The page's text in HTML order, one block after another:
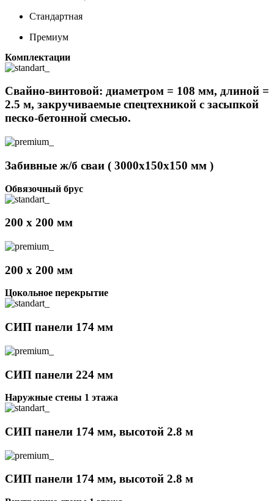
Стандартная
Премиум
Комплектации
Свайно-винтовой: диаметром = 108 мм, длиной =
2.5 м, закручиваемые спецтехникой с засыпкой
песко-бетонной смесью.
Забивные ж/б сваи ( 3000х150х150 мм )
Обвязочный брус
200 x 200 мм
200 x 200 мм
Цокольное перекрытие
СИП панели 174 мм
СИП панели 224 мм
Наружные стены 1 этажа
СИП панели 174 мм, высотой 2.8 м
СИП панели 174 мм, высотой 2.8 м